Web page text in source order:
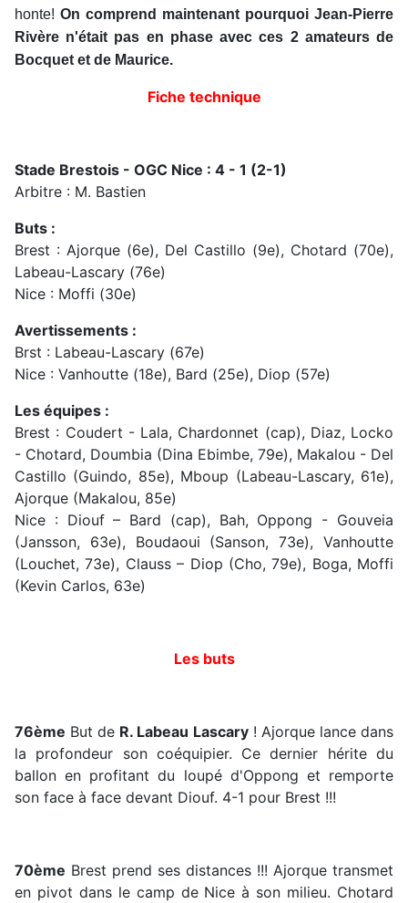
honte! On comprend maintenant pourquoi Jean-Pierre
Rivère n'était pas en phase avec ces 2 amateurs de
Bocquet et de Maurice.
Fiche technique
Stade Brestois - OGC Nice : 4 - 1 (2-1)
Arbitre : M. Bastien
Buts :
Brest : Ajorque (6e), Del Castillo (9e), Chotard (70e),
Labeau-Lascary (76e)
Nice : Moffi (30e)
Avertissements :
Brst : Labeau-Lascary (67e)
Nice : Vanhoutte (18e), Bard (25e), Diop (57e)
Les équipes :
Brest : Coudert - Lala, Chardonnet (cap), Diaz, Locko
- Chotard, Doumbia (Dina Ebimbe, 79e), Makalou - Del
Castillo (Guindo, 85e), Mboup (Labeau-Lascary, 61e),
Ajorque (Makalou, 85e)
Nice : Diouf – Bard (cap), Bah, Oppong - Gouveia
(Jansson, 63e), Boudaoui (Sanson, 73e), Vanhoutte
(Louchet, 73e), Clauss – Diop (Cho, 79e), Boga, Moffi
(Kevin Carlos, 63e)
Les buts
76ème But de R. Labeau Lascary! Ajorque lance dans
la profondeur son coéquipier. Ce dernier hérite du
ballon en profitant du loupé d'Oppong et remporte
son face à face devant Diouf. 4-1 pour Brest !!!
70ème Brest prend ses distances !!! Ajorque transmet
en pivot dans le camp de Nice à son milieu. Chotard